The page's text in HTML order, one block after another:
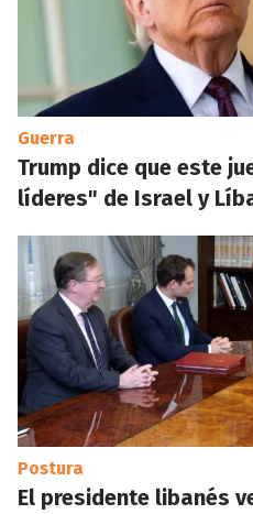
Guerra
Trump dice que este
líderes" de Israel y
Postura
El presidente libanés